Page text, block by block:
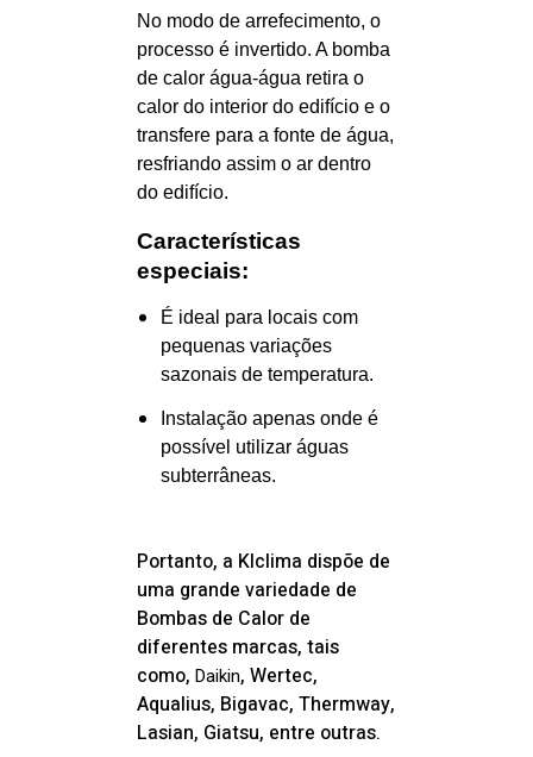
No modo de arrefecimento, o
processo é invertido. A bomba
de calor água-água retira o
calor do interior do edifício e o
transfere para a fonte de água,
resfriando assim o ar dentro
do edifício.
Características
especiais:
É ideal para locais com
pequenas variações
sazonais de temperatura.
Instalação apenas onde é
possível utilizar águas
subterrâneas.
Portanto, a Klclima dispõe de
uma grande variedade de
Bombas de Calor de
diferentes marcas, tais
como, Daikin, Wertec,
Aqualius, Bigavac, Thermway,
Lasian, Giatsu, entre outras.